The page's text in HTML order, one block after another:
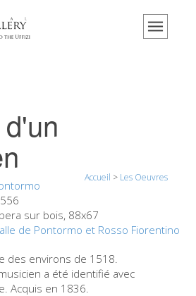
et expositions
avis des visiteurs
la Galerie
virtuelle
Oeuvres
Accueil > Les Oeuvres
sur bois, 88x67
de Pontormo et Rosso Fiorentino
des environs de 1518.
a été identifié avec
Acquis en 1836.